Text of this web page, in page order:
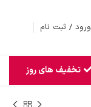
ورود / ثبت نام
تخفیف های روز